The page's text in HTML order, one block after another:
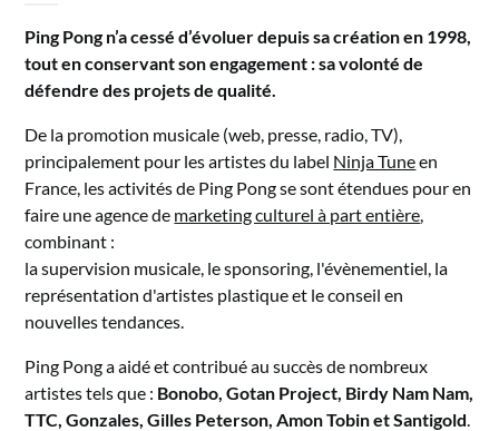
Ping Pong n’a cessé d’évoluer depuis sa création en 1998,
tout en conservant son engagement : sa volonté de
défendre des projets de qualité.
De la promotion musicale (web, presse, radio, TV),
principalement pour les artistes du label Ninja Tuneen
France, les activités de Ping Pong se sont étendues pour en
faire une agence de marketing culturel à part entière
combinant :
la supervision musicale, le sponsoring, l'évènementiel, la
représentation d'artistes plastique et le conseil en
nouvelles tendances.
Ping Pong a aidé et contribué au succès de nombreux
artistes tels que : Bonobo, Gotan Project, Birdy Nam Nam,
TTC, Gonzales, Gilles Peterson, Amon Tobin et Santigold